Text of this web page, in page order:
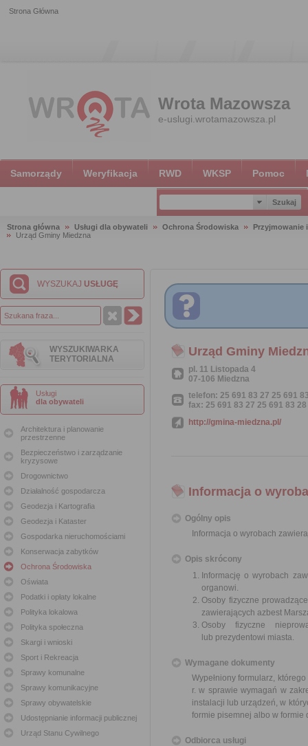
Strona Główna
Wrota Mazowsza
e-uslugi.wrotamazowsza.pl
Samorządy Weryfikacja RWD WKSP Pomoc
Strona główna Usługi dla obywateli Ochrona Środowiska
Przyjmowanie
Urząd Gminy Miedzna
WYSZUKAJ USŁUGĘ
WYSZUKIWARKA
TERYTORIALNA
Usługi
dla obywateli
Architektura i planowanie
przestrzenne
Bezpieczeństwo i zarządzanie
kryzysowe
Drogownictwo
Działalność gospodarcza
Geodezja i Kartografia
Geodezja i Kataster
Gospodarka nieruchomościami
Konserwacja zabytków
Ochrona Środowiska
Oświata
Podatki i opłaty lokalne
Polityka lokalowa
Polityka społeczna
Skargi i wnioski
Sport i Rekreacja
Sprawy komunalne
Sprawy komunikacyjne
Sprawy obywatelskie
Udostępnianie informacji publicznej
Urząd Stanu Cywilnego
Urząd Gminy
pl. 11 Listopada 4
07-106 Miedzna
telefon: 25 691 83 27 25 691
fax: 25 691 83 27 25 691 83 28
http://gmina-miedzna.pl/
Informacja o
Ogólny opis
Informacja o wyrobach
Opis skrócony
Informację o wyrobach
organowi.
Osoby fizyczne
zawierających azbest
Osoby fizyczne
lub prezydentowi miasta.
Wymagane dokumenty
Wypełniony formularz,
r. w sprawie wymagań w
instalacji lub urządzeń, w
formie pisemnej albo w formie
Odbiorca usługi